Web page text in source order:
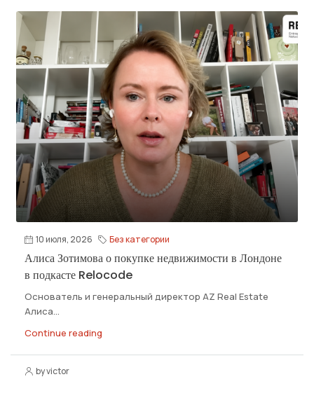
10 июля, 2026 Без категории
Алиса Зотимова о покупке недвижимости в Лондоне
в подкасте Relocode
Основатель и генеральный директор АZ Real Estate
Алиса...
Continue reading
by victor